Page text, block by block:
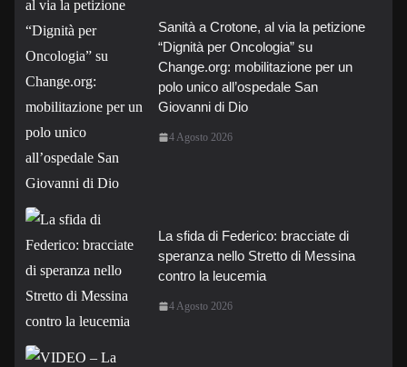
Sanità a Crotone, al via la petizione
“Dignità per Oncologia” su
Change.org: mobilitazione per un
polo unico all’ospedale San
Giovanni di Dio
4 Agosto 2026
La sfida di Federico: bracciate di
speranza nello Stretto di Messina
contro la leucemia
4 Agosto 2026